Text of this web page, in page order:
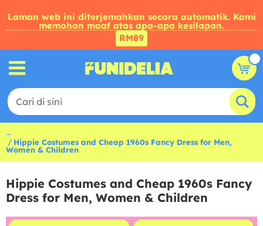
Laman web ini diterjemahkan secara automatik. Kami
memohon maaf atas apa-apa kesilapan.
RM89
...
Hippie Costumes and Cheap 1960s Fancy Dress for Men,
Women & Children
Hippie Costumes and Cheap 1960s Fancy
Dress for Men, Women & Children